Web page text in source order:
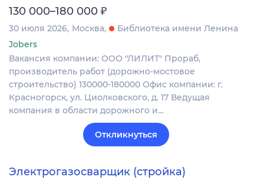
130 000–180 000 ₽
30 июля 2026 Москва
Библиотека имени Ленина
Jobers
Вакансия компании: ООО "ЛИЛИТ" Прораб,
производитель работ (дорожно-мостовое
строительство) 130000-180000 Офис компании: г.
Красногорск, ул. Циолковского, д. 17 Ведущая
компания в области дорожного и…
Откликнуться
Электрогазосварщик (стройка)